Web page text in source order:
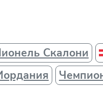
Скалони